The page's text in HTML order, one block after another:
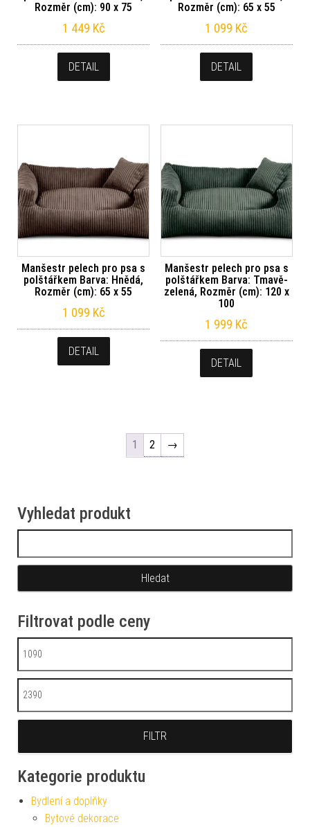
Rozměr (cm): 90 x 75
1 449 Kč
DETAIL
Rozměr (cm): 65 x 55
1 099 Kč
DETAIL
Manšestr pelech pro psa s
polštářkem Barva: Hnědá,
Rozměr (cm): 65 x 55
1 099 Kč
DETAIL
Manšestr pelech pro psa s
polštářkem Barva: Tmavě-
zelená, Rozměr (cm): 120 x
100
1 999 Kč
DETAIL
1 2 →
Vyhledat produkt
Filtrovat podle ceny
Minimální cena
Maximální cena
FILTR
Kategorie produktu
Bydlení a doplňky
Bytové dekorace